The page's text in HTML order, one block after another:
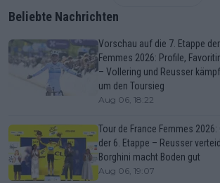
Beliebte Nachrichten
Vorschau auf die 7. Etappe
Femmes 2026: Profile,
– Vollering und Reusser
um den Toursieg
Aug 06, 18:22
Tour de France Femmes
der 6. Etappe – Reusser
Borghini macht Boden gut
Aug 06, 19:07